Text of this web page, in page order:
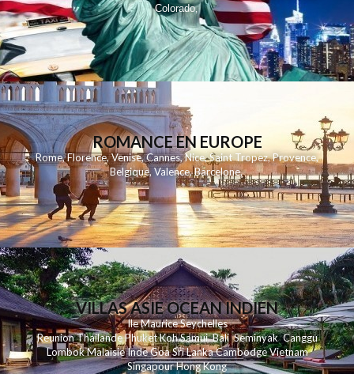
Colorado,
ROMANCE EN EUROPE
Rome,Florence,Venise,Cannes,Nice,Saint Tropez,Provence,
Belgique,Valence,Barcelone,
VILLAS ASIE OCEAN INDIEN
Ile MauriceSeychelles
ReunionThailandePhuketKohSamui Bali SeminyakCanggu
LombokMalaisieIndeGoaSri LankaCambodgeVietnam
SingapourHong Kong